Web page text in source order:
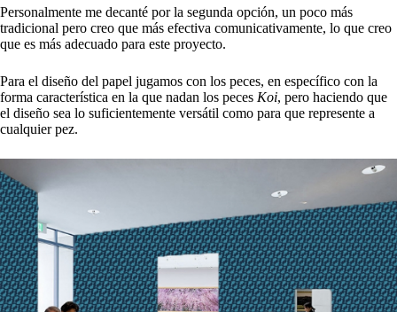
Personalmente me decanté por la segunda opción, un poco más
tradicional pero creo que más efectiva comunicativamente, lo que creo
que es más adecuado para este proyecto.
Para el diseño del papel jugamos con los peces, en específico con la
forma característica en la que nadan los peces Koi, pero haciendo que
el diseño sea lo suficientemente versátil como para que represente a
cualquier pez.